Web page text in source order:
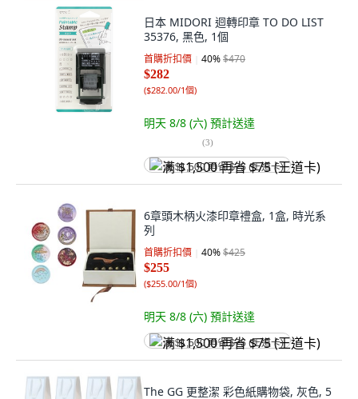
日本 MIDORI 迴轉印章 TO DO LIST
35376, 黑色, 1個
首購折扣價 40%$470
$282
($282.00/1個)
明天 8/8 (六) 預計送達
(3)
满 $1,500 再省 $75 (王道卡)
6章頭木柄火漆印章禮盒, 1盒, 時光系
列
首購折扣價 40%$425
$255
($255.00/1個)
明天 8/8 (六) 預計送達
满 $1,500 再省 $75 (王道卡)
The GG 更整潔 彩色紙購物袋, 灰色, 5